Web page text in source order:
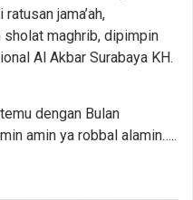
jama’ah,
sholat maghrib, dipimpin
Al Akbar Surabaya KH.
dengan Bulan
amin ya robbal alamin…..